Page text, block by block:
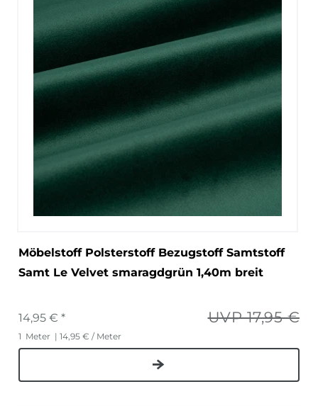
Möbelstoff Polsterstoff Bezugstoff Samtstoff
Samt Le Velvet smaragdgrün 1,40m breit
UVP 17,95 €
14,95 € *
1 Meter | 14,95 € / Meter